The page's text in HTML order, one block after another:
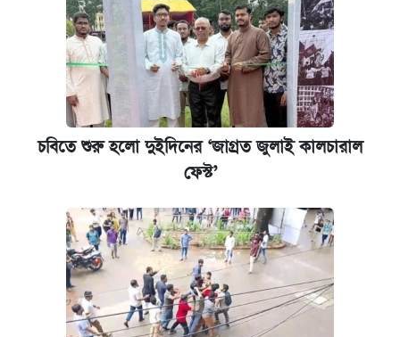
চবিতে শুরু হলো দুইদিনের ‘জাগ্রত জুলাই কালচারাল
ফেস্ট’